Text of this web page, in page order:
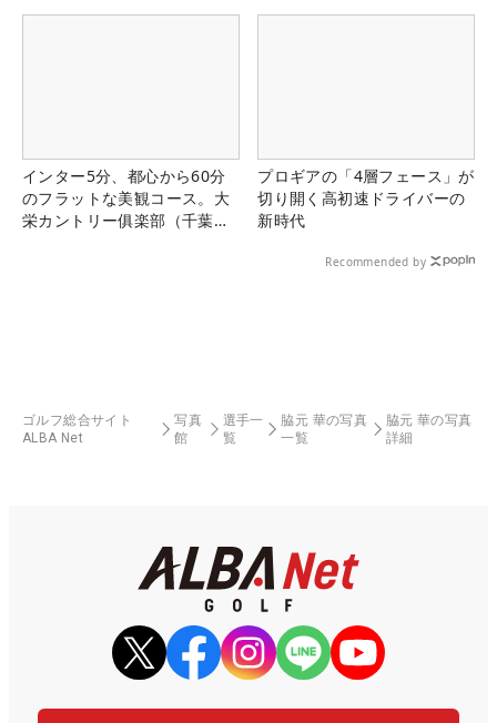
インター5分、都心から60分
のフラットな美観コース。大
栄カントリー俱楽部（千葉
プロギアの「4層フェース」が
切り開く高初速ドライバーの
新時代
Recommended by
ゴルフ総合サイト
ALBA Net
写真
館
選手一
覧
脇元 華の写真
一覧
脇元 華の写真
詳細